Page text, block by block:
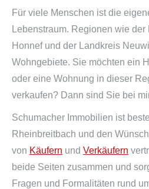
Für viele Menschen ist die
Lebenstraum. Regionen wie
Honnef und der Landkreis
Wohngebiete. Sie möchten ein
oder eine Wohnung in dieser
verkaufen? Dann sind Sie bei
Schumacher Immobilien ist
Rheinbreitbach und den
von Käufern und Verkäufern
beide Seiten zusammen und
Fragen und Formalitäten rund